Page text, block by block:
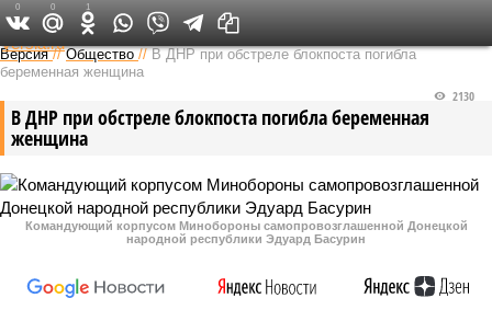
Федеральный выпуск
Версия //Общество //В ДНР при обстреле блокпоста погибла
беременная женщина
В ДНР при обстреле блокпоста погибла беременная
женщина
2130
Командующий корпусом Минобороны самопровозглашенной Донецкой
народной республики Эдуард Басурин
0 0 1